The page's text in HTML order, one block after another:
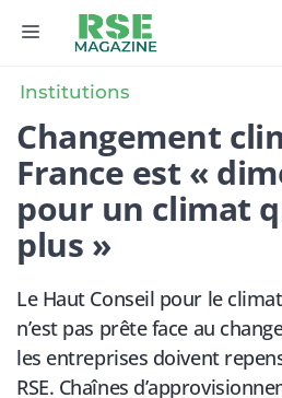
MENU
Institutions
Changement
France est «
pour un climat
plus »
Le Haut Conseil pour le
n’est pas prête face au
les entreprises doivent
RSE. Chaînes